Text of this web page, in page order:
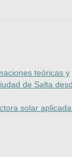
teóricas y
de Salta
solar